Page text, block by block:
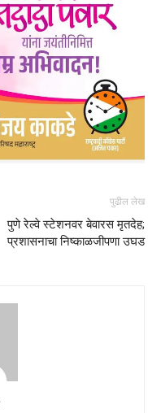
पुढील लेख
पुणे रेल्वे स्टेशनवर बेवारस मृतदेह;
प्रशासनाचा निष्काळजीपणा उघड